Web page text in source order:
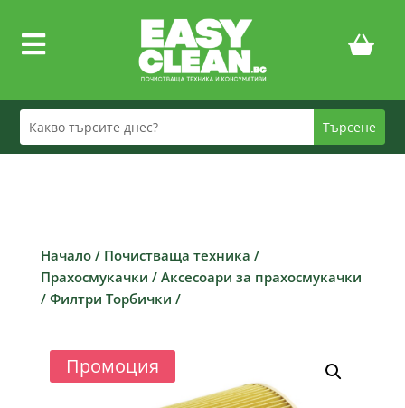

Начало/ Почистваща техника /
Прахосмукачки / Аксесоари за прахосмукачки
/ Филтри Торбички /
Промоция